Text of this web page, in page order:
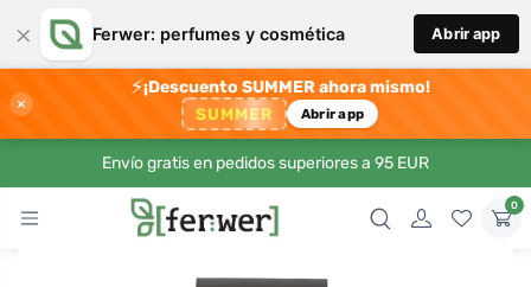
× Ferwer: perfumes y cosmética Abrir app
×
⚡¡Descuento SUMMER ahora mismo!
SUMMER Abrir app
Envío gratis en pedidos superiores a 95 EUR
0